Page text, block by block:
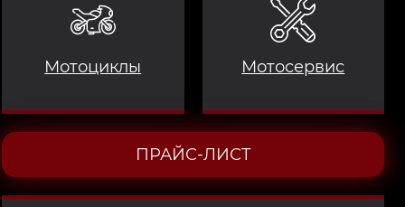
Мотоциклы Мотосервис
ПРАЙС-ЛИСТ